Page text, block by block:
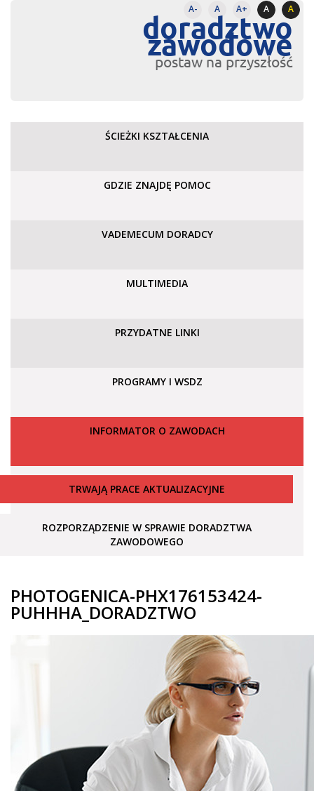
A- A A+ A A
doradztwo
zawodowe
postaw na przyszłość
ŚCIEŻKI KSZTAŁCENIA
GDZIE ZNAJDĘ POMOC
VADEMECUM DORADCY
MULTIMEDIA
PRZYDATNE LINKI
PROGRAMY I WSDZ
INFORMATOR O ZAWODACH
TRWAJĄ PRACE AKTUALIZACYJNE
ROZPORZĄDZENIE W SPRAWIE DORADZTWA
ZAWODOWEGO
PHOTOGENICA-PHX176153424-
PUHHHA_DORADZTWO